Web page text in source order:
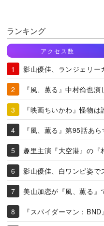
ランキング
アクセス数
影山優佳、ランジェリー
『風、薫る』中村倫也
『映画ちいかわ』怪物
『風、薫る』第95話あら
趣里主演『大空港』の『
影山優佳、白ワンピ姿で
美山加恋が『風、薫る』
『スパイダーマン：